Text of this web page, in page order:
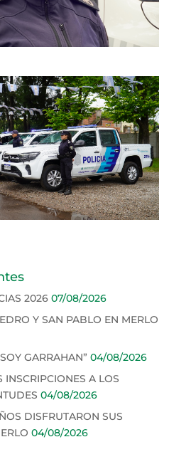
2026 07/08/2026
Y SAN PABLO EN MERLO
GARRAHAN” 04/08/2026
A LOS
04/08/2026
DISFRUTARON SUS
04/08/2026